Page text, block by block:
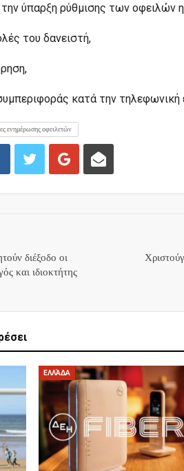
ύπαρξη ρύθμισης των οφειλών η
του δανειστή,
κατά την τηλεφωνική
ενημέρωσης οφειλετών
διέξοδο οι
και ιδιοκτήτης
ΕΛΛΆΔΑ